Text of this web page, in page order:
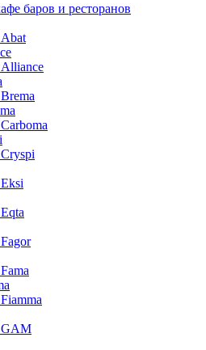
баров и ресторанов
GAM